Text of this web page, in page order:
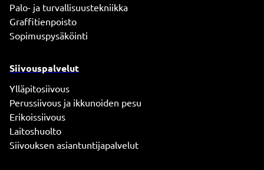
Palo- ja turvallisuustekniikka
Graffitienpoisto
Sopimuspysäköinti
Siivouspalvelut
Ylläpitosiivous
Perussiivous ja ikkunoiden pesu
Erikoissiivous
Laitoshuolto
Siivouksen asiantuntijapalvelut